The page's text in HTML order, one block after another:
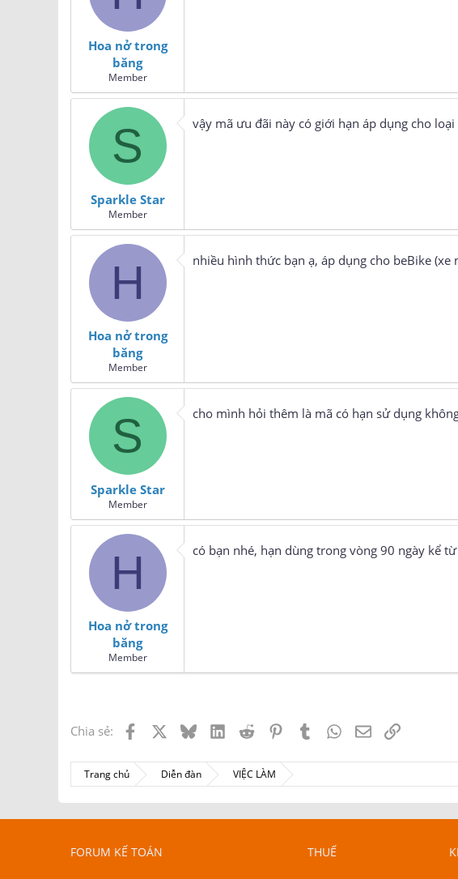
Hoa nở trong
băng
Member
S
Sparkle Star
Member
vậy mã ưu đãi này có giới hạn áp dụng cho
H
Hoa nở trong
băng
Member
nhiều hình thức bạn ạ, áp dụng cho beBike
S
Sparkle Star
Member
cho mình hỏi thêm là mã có hạn sử dụng
H
Hoa nở trong
băng
Member
có bạn nhé, hạn dùng trong vòng 90 ngày kể
Chia sẻ: Facebook BlueskyLinkedIn
Reddit PinterestTumblrWhatsApp
EmailLink
Trang chủ Diễn đàn VIỆC LÀM
FORUM KẾ TOÁN THUẾ